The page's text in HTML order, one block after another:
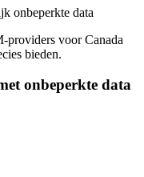
onbeperkte data
providers voor Canada
bieden.
onbeperkte data